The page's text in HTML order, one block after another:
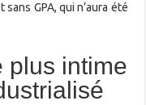
GPA, qui n’aura été
plus intime